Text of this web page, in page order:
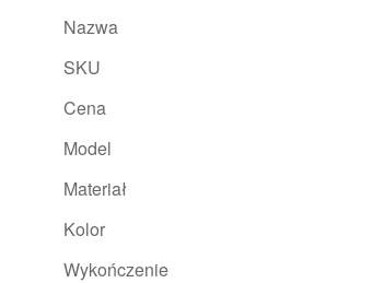
Nazwa
SKU
Cena
Model
Materiał
Kolor
Wykończenie